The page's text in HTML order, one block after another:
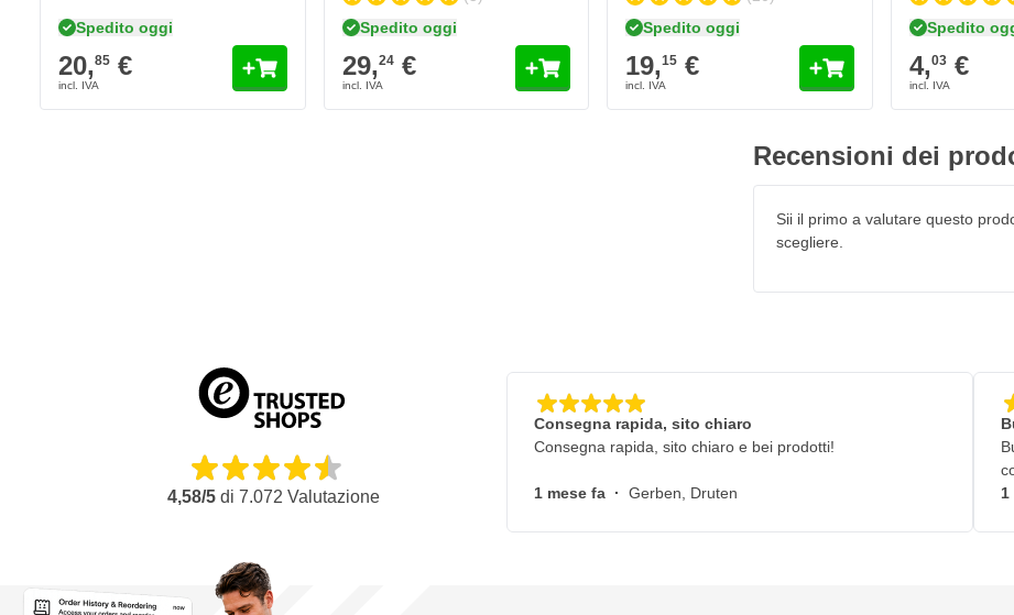
Spedito oggi
20,85 €
Spedito oggi
29,24€
Spedito oggi
19,15 €
Spedito
4,03€
Recensioni dei
Sii il primo a valutare questo
scegliere.
4,58/5di 7.072 Valutazione
Consegna rapida, sito chiaro
Consegna rapida, sito chiaro e bei prodotti!
1 mese fa · Gerben, Druten
1